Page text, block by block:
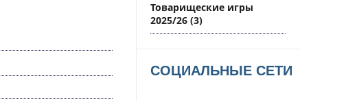
Товарищеские игры
2025/26 (3)
СОЦИАЛЬНЫЕ СЕТИ